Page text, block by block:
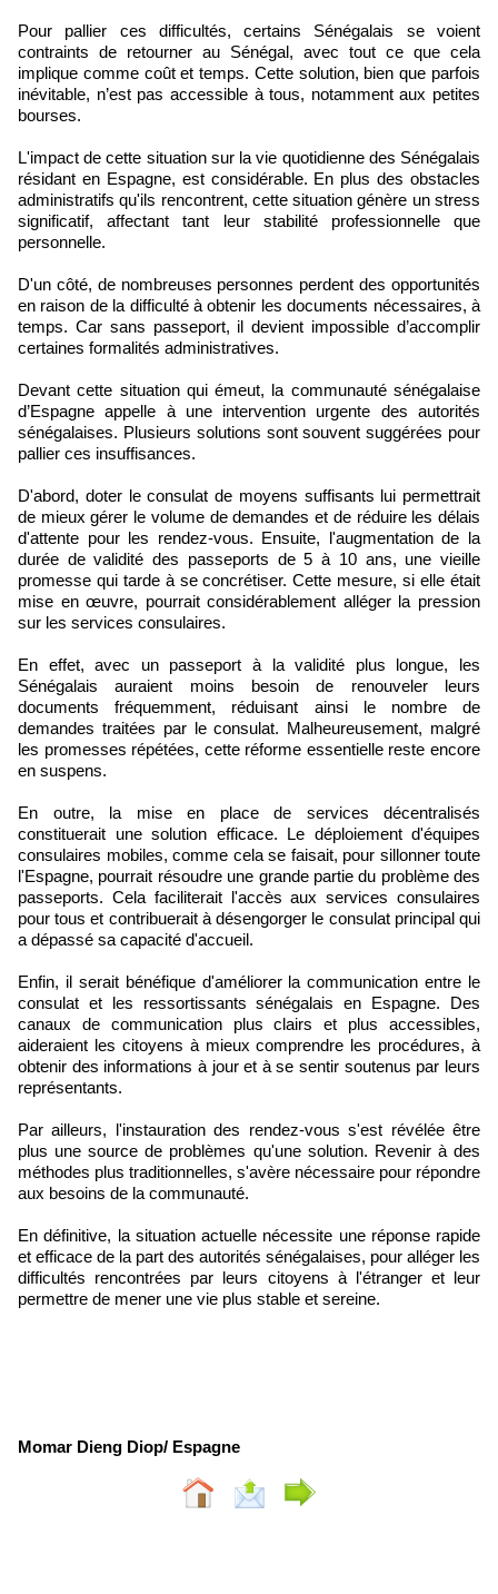
Pour pallier ces difficultés, certains Sénégalais se voient
contraints de retourner au Sénégal, avec tout ce que cela
implique comme coût et temps. Cette solution, bien que parfois
inévitable, n’est pas accessible à tous, notamment aux petites
bourses.
L'impact de cette situation sur la vie quotidienne des Sénégalais
résidant en Espagne, est considérable. En plus des obstacles
administratifs qu'ils rencontrent, cette situation génère un stress
significatif, affectant tant leur stabilité professionnelle que
personnelle.
D'un côté, de nombreuses personnes perdent des opportunités
en raison de la difficulté à obtenir les documents nécessaires, à
temps. Car sans passeport, il devient impossible d’accomplir
certaines formalités administratives.
Devant cette situation qui émeut, la communauté sénégalaise
d’Espagne appelle à une intervention urgente des autorités
sénégalaises. Plusieurs solutions sont souvent suggérées pour
pallier ces insuffisances.
D'abord, doter le consulat de moyens suffisants lui permettrait
de mieux gérer le volume de demandes et de réduire les délais
d'attente pour les rendez-vous. Ensuite, l'augmentation de la
durée de validité des passeports de 5 à 10 ans, une vieille
promesse qui tarde à se concrétiser. Cette mesure, si elle était
mise en œuvre, pourrait considérablement alléger la pression
sur les services consulaires.
En effet, avec un passeport à la validité plus longue, les
Sénégalais auraient moins besoin de renouveler leurs
documents fréquemment, réduisant ainsi le nombre de
demandes traitées par le consulat. Malheureusement, malgré
les promesses répétées, cette réforme essentielle reste encore
en suspens.
En outre, la mise en place de services décentralisés
constituerait une solution efficace. Le déploiement d'équipes
consulaires mobiles, comme cela se faisait, pour sillonner toute
l'Espagne, pourrait résoudre une grande partie du problème des
passeports. Cela faciliterait l'accès aux services consulaires
pour tous et contribuerait à désengorger le consulat principal qui
a dépassé sa capacité d'accueil.
Enfin, il serait bénéfique d'améliorer la communication entre le
consulat et les ressortissants sénégalais en Espagne. Des
canaux de communication plus clairs et plus accessibles,
aideraient les citoyens à mieux comprendre les procédures, à
obtenir des informations à jour et à se sentir soutenus par leurs
représentants.
Par ailleurs, l'instauration des rendez-vous s'est révélée être
plus une source de problèmes qu'une solution. Revenir à des
méthodes plus traditionnelles, s'avère nécessaire pour répondre
aux besoins de la communauté.
En définitive, la situation actuelle nécessite une réponse rapide
et efficace de la part des autorités sénégalaises, pour alléger les
difficultés rencontrées par leurs citoyens à l'étranger et leur
permettre de mener une vie plus stable et sereine.
Momar Dieng Diop/ Espagne